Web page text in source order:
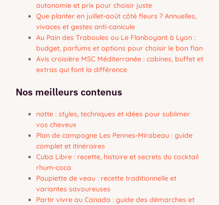
autonomie et prix pour choisir juste
Que planter en juillet-août côté fleurs ? Annuelles,
vivaces et gestes anti-canicule
Au Pain des Traboules ou Le Flanboyant à Lyon :
budget, parfums et options pour choisir le bon flan
Avis croisière MSC Méditerranée : cabines, buffet et
extras qui font la différence
Nos meilleurs contenus
natte : styles, techniques et idées pour sublimer
vos cheveux
Plan de campagne Les Pennes-Mirabeau : guide
complet et itinéraires
Cuba Libre : recette, histoire et secrets du cocktail
rhum-coca
Paupiette de veau : recette traditionnelle et
variantes savoureuses
Partir vivre au Canada : guide des démarches et